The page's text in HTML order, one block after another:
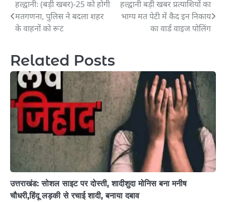
Post
navigation
हल्द्वानीः (बड़ी खबर)-25 को होगी
मतगणना, पुलिस ने बदला शहर
के वाहनों को रूट
हल्द्वानी बड़ी खबर प्रत्याशियों का
भाग्य मत पेटी में कैद इन निकाय
का वार्ड वाइज पोलिंग
Related Posts
उत्तराखंड: सोशल साइट पर दोस्ती, शादीशुदा मोनिस बना मनीष
चौधरी,हिंदू लड़की से रचाई शादी, बनाया दबाव